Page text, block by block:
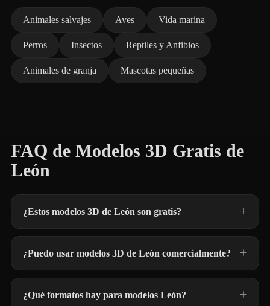
Animales salvajes Aves Vida marina
Perros Insectos Reptiles y Anfibios
Animales de granja Mascotas pequeñas
FAQ de Modelos 3D Gratis de
León
¿Estos modelos 3D de León son gratis?
¿Puedo usar modelos 3D de León comercialmente?
¿Qué formatos hay para modelos León?